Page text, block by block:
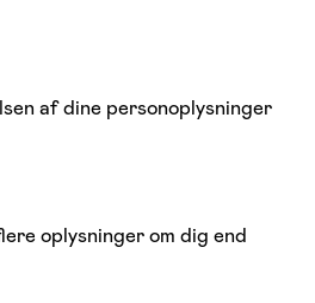
af dine personoplysninger
oplysninger om dig end